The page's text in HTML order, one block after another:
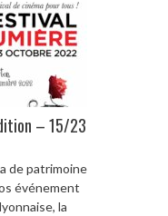
– 15/23
de patrimoine
événement
la